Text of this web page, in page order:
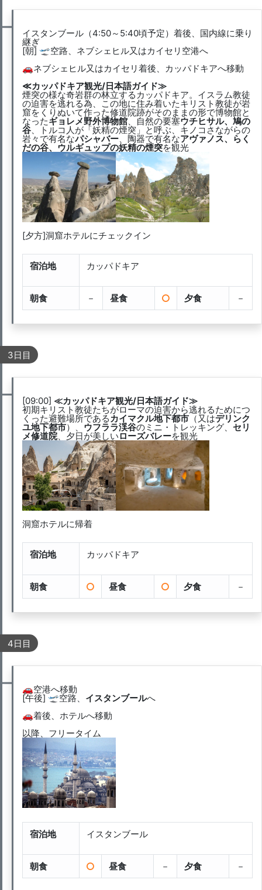
イスタンブール（4:50～5:40頃予定）着後、国内線に乗り
継ぎ
[朝] 🛫空路、ネブシェヒル又はカイセリ空港へ
🚗ネブシェヒル又はカイセリ着後、カッパドキアへ移動
≪カッパドキア観光/日本語ガイド≫
煙突の様な奇岩群の林立するカッパドキア。イスラム教徒
の迫害を逃れる為、この地に住み着いたキリスト教徒が岩
窟をくりぬいて作った修道院跡がそのままの形で博物館と
なったギョレメ野外博物館、自然の要塞ウチヒサル、鳩の
谷、トルコ人が「妖精の煙突」と呼ぶ、キノコさながらの
岩々で有名なパシャバー、陶器で有名なアヴァノス、らく
だの谷、ウルギュップの妖精の煙突を観光
[夕方]洞窟ホテルにチェックイン
宿泊地 カッパドキア
朝食 － 昼食 夕食 －
3日目
[09:00] ≪カッパドキア観光/日本語ガイド≫
初期キリスト教徒たちがローマの迫害から逃れるためにつ
くった避難場所であるカイマクル地下都市 （又はデリンク
ユ地下都市）、 ウフララ渓谷のミニ・トレッキング、 セリ
メ修道院、夕日が美しいローズバレーを観光
洞窟ホテルに帰着
宿泊地 カッパドキア
朝食 昼食 夕食 －
4日目
🚗空港へ移動
[午後] 🛫空路、 イスタンブールへ
🚗着後、ホテルへ移動
以降、フリータイム
宿泊地 イスタンブール
朝食 昼食 － 夕食 －